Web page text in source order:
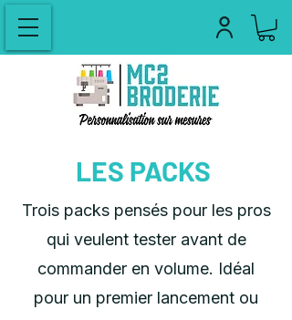
LES PACKS
Trois packs pensés pour les pros
qui veulent tester avant de
commander en volume. Idéal
pour un premier lancement ou